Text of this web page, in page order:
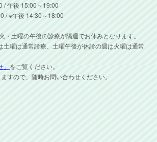
午後 15:00～19:00
/ ※午後 14:30～18:00
土曜の午後の診療が隔週でお休みとなります。
土曜は通常診療、土曜午後が休診の週は火曜は通常
をご覧ください。
すので、随時お問い合わせください。